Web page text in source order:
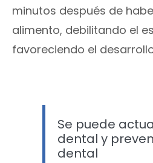
minutos después de
alimento, debilitando el
favoreciendo el
Se puede
dental y
dental